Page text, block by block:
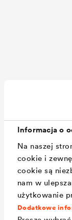
Informacja o
Na naszej
cookie i
cookie są
nam w
użytkowanie
Dodatkowe